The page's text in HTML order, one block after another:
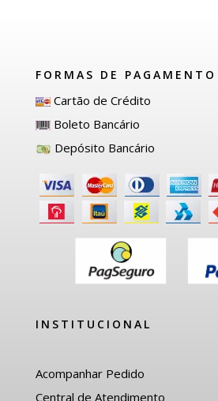
FORMAS DE PAGAMENTO
Cartão de Crédito
Boleto Bancário
Depósito Bancário
INSTITUCIONAL
Acompanhar Pedido
Central de Atendimento